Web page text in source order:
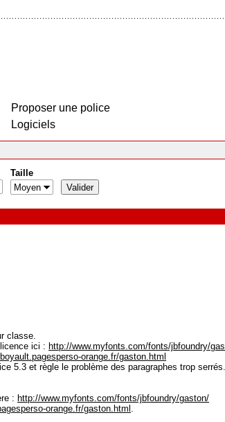
Proposer une police
Logiciels
Taille
classe.
ici : http://www.myfonts.com/fonts/jbfoundry/
orange.fr/gaston.html
5.3 et règle le problème des paragraphes trop serrés.
: http://www.myfonts.com/fonts/jbfoundry/gaston/
orange.fr/gaston.html .